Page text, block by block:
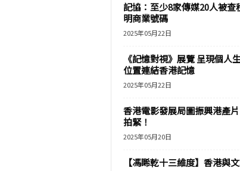
記協：至少8家傳媒20人被查
明商業號碼
2025年05月22日
《記憶對視》展覽 呈現個人
位置連結香港記憶
2025年05月22日
香港電影發展局圖振興港產
拍緊！
2025年05月20日
【馮睎乾十三維度】香港與